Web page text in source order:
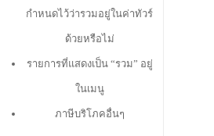
กำหนดไว้ว่ารวมอยู่ในค่าทัวร์
ด้วยหรือไม่
รายการที่แสดงเป็น “รวม” อยู่
ในเมนู
ภาษีบริโภคอื่นๆ